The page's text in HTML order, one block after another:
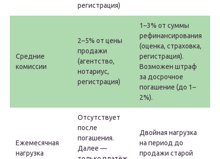
регистрация)
Средние
комиссии
2–5% от цены
продажи
(агентство,
нотариус,
регистрация)
1–3% от суммы
рефинансирования
(оценка, страховка,
регистрация).
Возможен штраф
за досрочное
погашение (до 1–
2%).
Ежемесячная
нагрузка
Отсутствует
после
погашения.
Далее —
Двойная нагрузка
на период до
продажи старой